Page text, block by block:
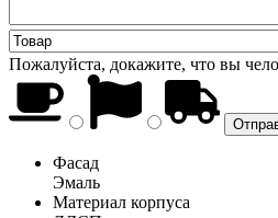
Пожалуйста, докажите, что вы
Фасад
Эмаль
Материал корпуса